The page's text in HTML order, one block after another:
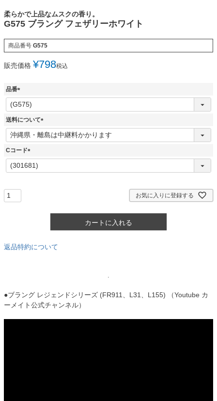
柔らかで上品なムスクの香り。
G575 ブラング フェザリーホワイト
商品番号 G575
販売価格 ¥798税込
品番
(
必
須
送料について
(
必
Cコード
(
必
お気に入りに登録する
カートに入れる
返品特約について
●ブラング レジェンドシリーズ (FR911、L31、L155) （Youtube カ
ーメイト公式チャンネル）